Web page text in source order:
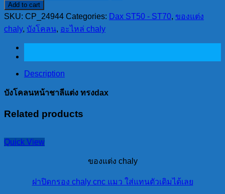
หน้า
ชา
ลี
แต่ง
ทรงdax
Add to cart
SKU: CP_24944 Categories: Dax ST50 - ST70, ของแต่ง
chaly, บังโคลน, อะไหล่ chaly
Description
บังโคลนหน้าชาลีแต่ง ทรงdax
Related products
Quick View
ของแต่ง chaly
ฝาปิดกรอง chaly cnc แมว ใส่แทนตัวเดิมได้เลย